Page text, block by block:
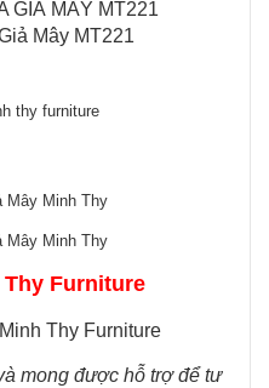
Mây MT221
Furniture
mong được hỗ trợ để tư